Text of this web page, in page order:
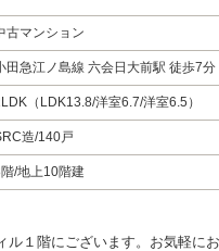
古マンション
田急江ノ島線 六会日大前駅 徒歩7分
（LDK13.8/洋室6.7/洋室6.5）
造/140戸
/地上10階建
ル１階にございます。お気軽に